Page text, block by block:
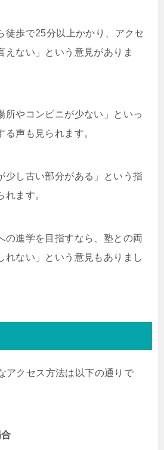
徒歩で25分以上かかり、アクセ
えない」という意見がありま
所やコンビニが少ない」といっ
る声も見られます。
少し古い部分がある」という指
れます。
の進学を目指すなら、塾との両
れない」という意見もありまし
アクセス方法は以下の通りで